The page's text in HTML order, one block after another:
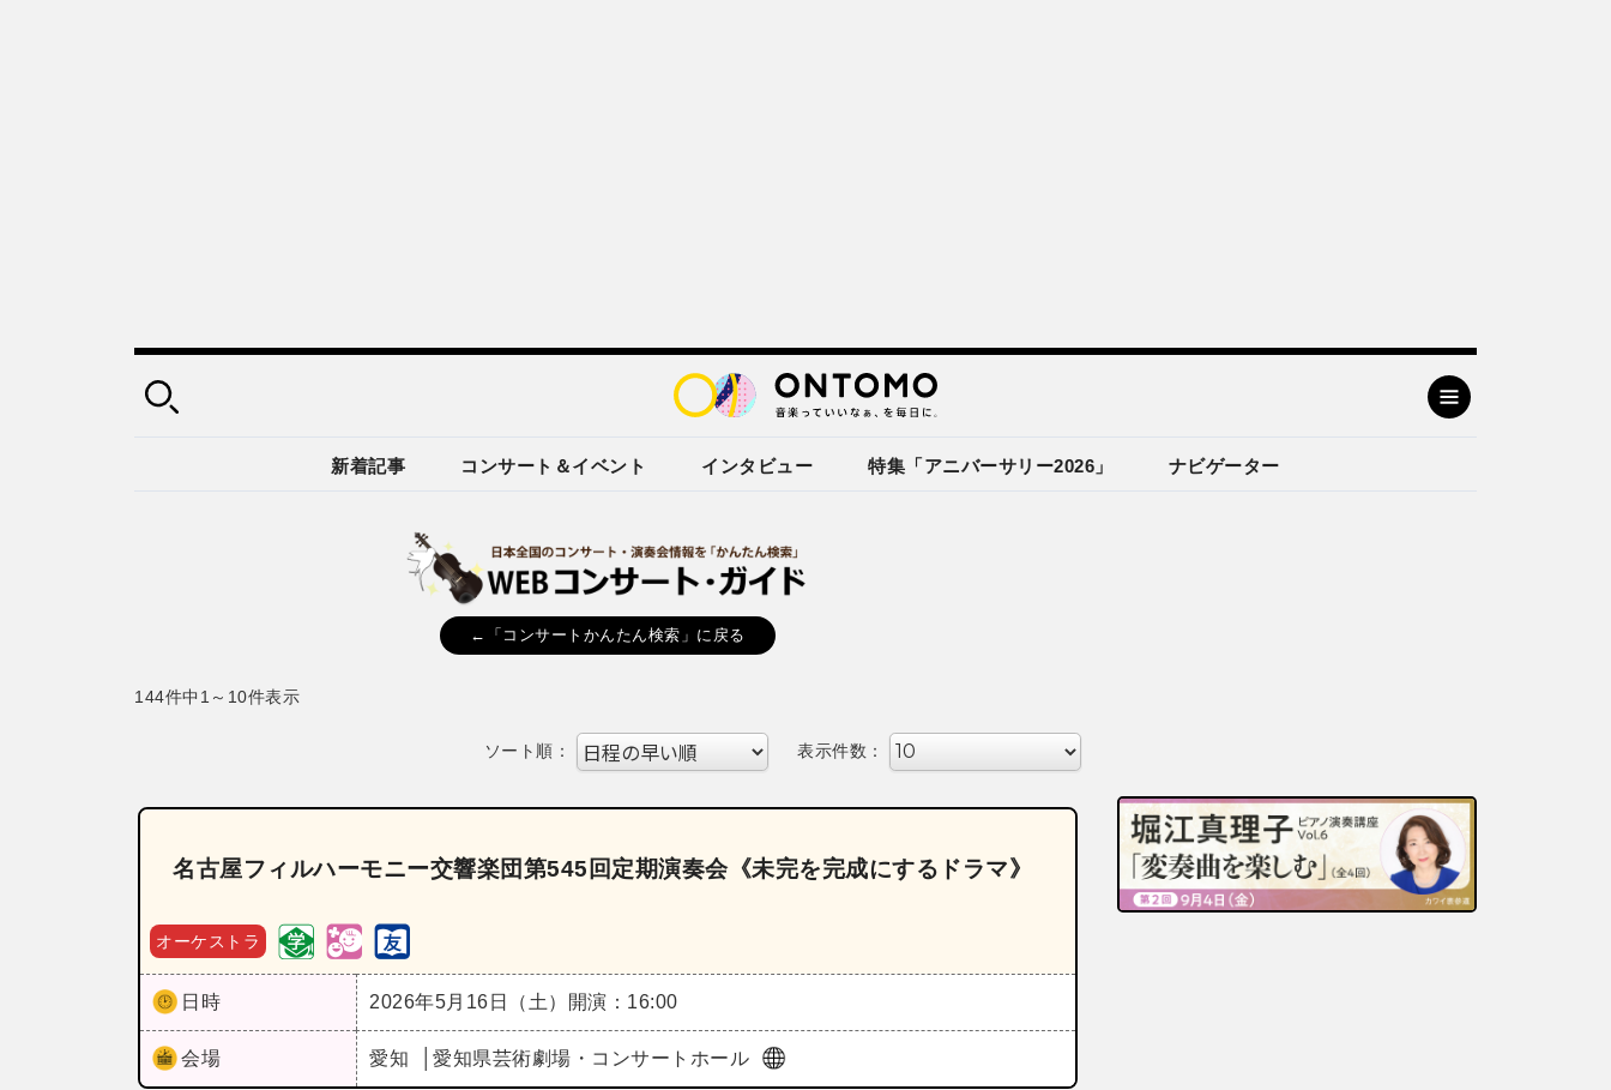
新着記事 コンサート＆イベント インタビュー 特集「アニバーサリー2026」 ナビゲーター
←「コンサートかんたん検索」に戻る
144件中1～10件表示
ソート順： 表示件数：
名古屋フィルハーモニー交響楽団第545回定期演奏会《未完を完成にするドラマ》
オーケストラ
日時 2026年5月16日（土） 開演：16:00
会場 愛知 愛知県芸術劇場・コンサートホール